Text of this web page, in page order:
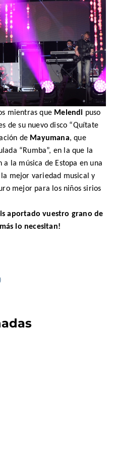
mientras que Melendi puso
de su nuevo disco “Quítate
de Mayumana, que
“Rumba”, en la que la
la música de Estopa en una
mejor variedad musical y
mejor para los niños sirios
aportado vuestro grano de
lo necesitan!